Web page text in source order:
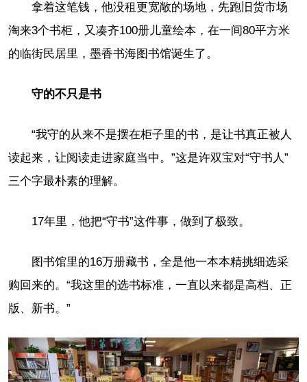
拿着这笔钱，他没租更宽敞的场地，先跑旧货市场
淘来3个书柜，又凑齐100册儿童绘本，在一间80平方米
的临街民居里，墨香书海图书馆诞生了。
守的不只是书
“我守的从来不是摆在柜子里的书，是让书真正被人
读起来，让阅读走进家庭当中。”这是许双宝对“守书人”
三个字最朴素的理解。
17年里，他把“守书”这件事，做到了极致。
图书馆里的16万册藏书，全是他一本本精挑细选采
购回来的。“我这里的选书标准，一直以来都是高档、正
版、新书。”